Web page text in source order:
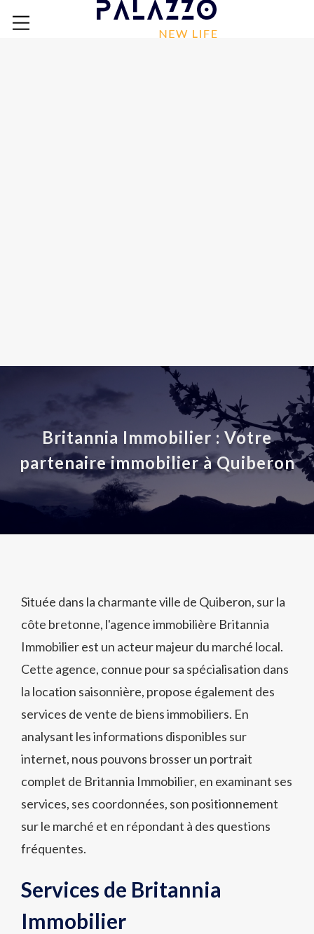
Britannia Immobilier : Votre
partenaire immobilier à Quiberon
Située dans la charmante ville de Quiberon, sur la
côte bretonne, l'agence immobilière Britannia
Immobilier est un acteur majeur du marché local.
Cette agence, connue pour sa spécialisation dans
la location saisonnière, propose également des
services de vente de biens immobiliers. En
analysant les informations disponibles sur
internet, nous pouvons brosser un portrait
complet de Britannia Immobilier, en examinant ses
services, ses coordonnées, son positionnement
sur le marché et en répondant à des questions
fréquentes.
Services de Britannia
Immobilier